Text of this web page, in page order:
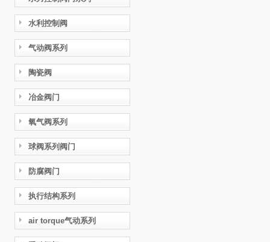
水利控制阀
气动阀系列
陶瓷阀
冶金阀门
氧气阀系列
球阀系列阀门
防腐阀门
执行结构系列
air torque气动系列